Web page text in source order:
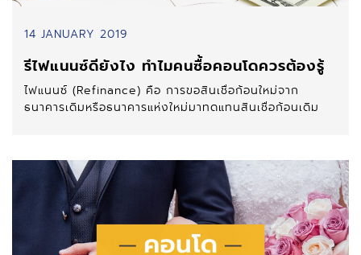
14 JANUARY 2019
รีไฟแนนซ์ดียังไง ทำไมคนซื้อคอนโดควรต้องรู้
ไฟแนนซ์ (Refinance) คือ การขอสินเชื่อก้อนใหม่จาก
ธนาคารเดิมหรือธนาคารแห่งใหม่มาทดแทนสินเชื่อก้อนเดิม